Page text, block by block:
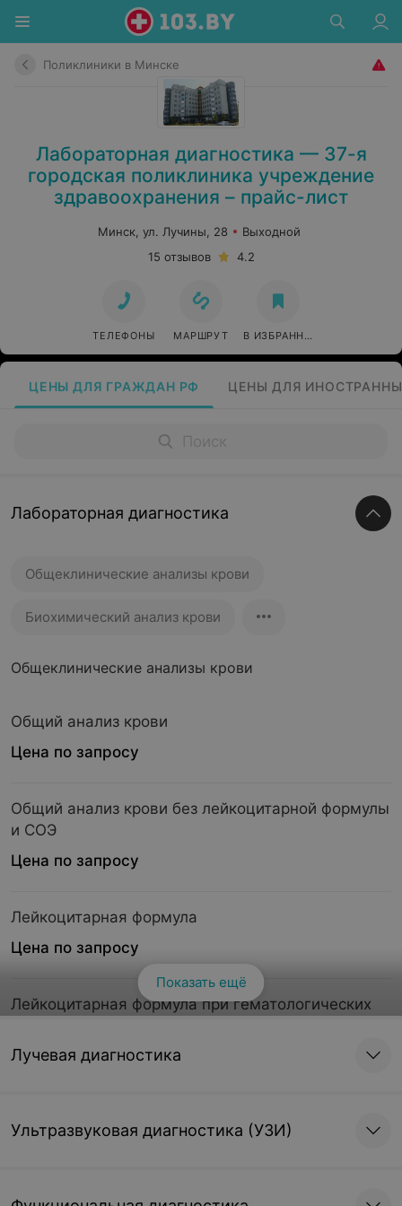
Поликлиники в Минске
Лабораторная диагностика — 37-я
городская поликлиника учреждение
здравоохранения – прайс-лист
Минск, ул. Лучины, 28
Выходной
15 отзывов
4.2
ТЕЛЕФОНЫ МАРШРУТ В ИЗБРАННОЕ
ЦЕНЫ ДЛЯ ГРАЖДАН РФ ЦЕНЫ ДЛЯ
Лабораторная диагностика
Общеклинические анализы крови
Биохимический анализ крови
Общеклинические анализы крови
Общий анализ крови
Цена по запросу
Общий анализ крови без лейкоцитарной формулы
и СОЭ
Цена по запросу
Лейкоцитарная формула
Цена по запросу
Лейкоцитарная формула при гематологических
Цена по запросу
Цена по запросу
Ретикулоциты
Показать ещё
Лучевая диагностика
Ультразвуковая диагностика (УЗИ)